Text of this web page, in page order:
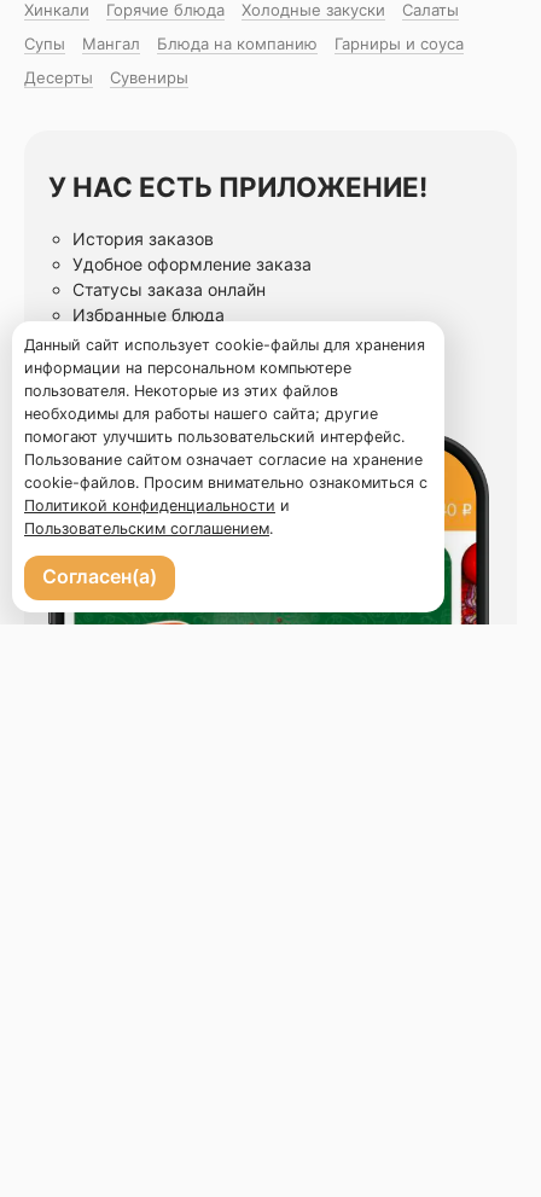
Хинкали
Горячие блюда Холодные закуски
Салаты
Супы
Мангал Блюда на компанию
Гарниры и соуса
Десерты
Сувениры
У НАС ЕСТЬ ПРИЛОЖЕНИЕ!
История заказов
Удобное оформление заказа
Статусы заказа онлайн
Избранные блюда
Данный сайт использует cookie-файлы для хранения
информации на персональном компьютере
пользователя. Некоторые из этих файлов
необходимы для работы нашего сайта; другие
помогают улучшить пользовательский интерфейс.
Пользование сайтом означает согласие на хранение
cookie-файлов. Просим внимательно ознакомиться с
Политикой конфиденциальности и
Пользовательским соглашением.
Согласен(а)